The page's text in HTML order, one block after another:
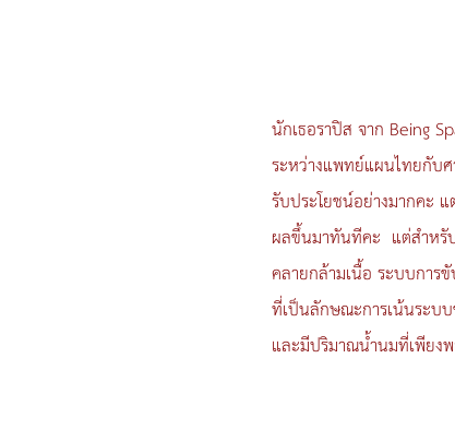
นักเธอราปิส จาก Being
ระหว่างแพทย์แผนไทยกับ
รับประโยชน์อย่างมากคะ
ผลขึ้นมาทันทีคะ แต่สำหรั
คลายกล้ามเนื้อ ระบบการ
ที่เป็นลักษณะการเน้นระบ
และมีปริมาณน้ำนมที่เพียง